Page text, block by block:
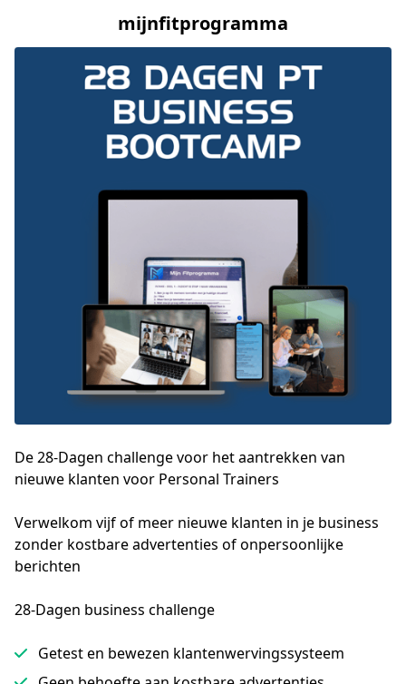
mijnfitprogramma
De 28-Dagen challenge voor het aantrekken van
nieuwe klanten voor Personal Trainers
Verwelkom vijf of meer nieuwe klanten in je business
zonder kostbare advertenties of onpersoonlijke
berichten
28-Dagen business challenge
Getest en bewezen klantenwervingssysteem